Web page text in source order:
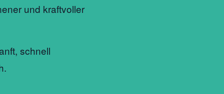
und kraftvoller
schnell